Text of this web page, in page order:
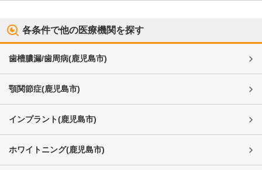
各条件で他の医療機関を探す
歯槽膿漏/歯周病(鹿児島市)
顎関節症(鹿児島市)
インプラント(鹿児島市)
ホワイトニング(鹿児島市)